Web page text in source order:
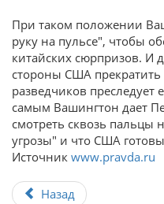
При таком положении
руку на пульсе", чтобы
китайских сюрпризов. И
стороны США
разведчиков
самым Вашингтон дает
смотреть сквозь пальцы
угрозы" и что США
Источник www.pravda.ru
Назад